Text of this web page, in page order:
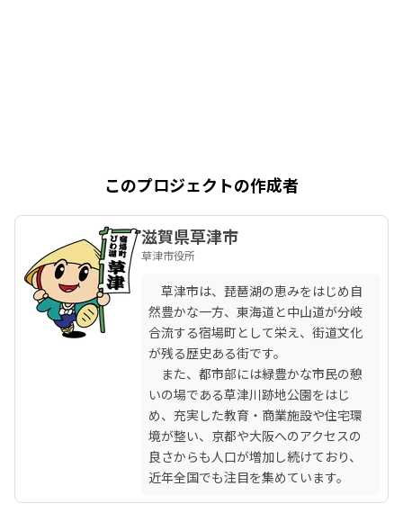
このプロジェクトの作成者
滋賀県草津市
草津市役所
草津市は、琵琶湖の恵みをはじめ自
然豊かな一方、東海道と中山道が分岐
合流する宿場町として栄え、街道文化
が残る歴史ある街です。
また、都市部には緑豊かな市民の憩
いの場である草津川跡地公園をはじ
め、充実した教育・商業施設や住宅環
境が整い、京都や大阪へのアクセスの
良さからも人口が増加し続けており、
近年全国でも注目を集めています。